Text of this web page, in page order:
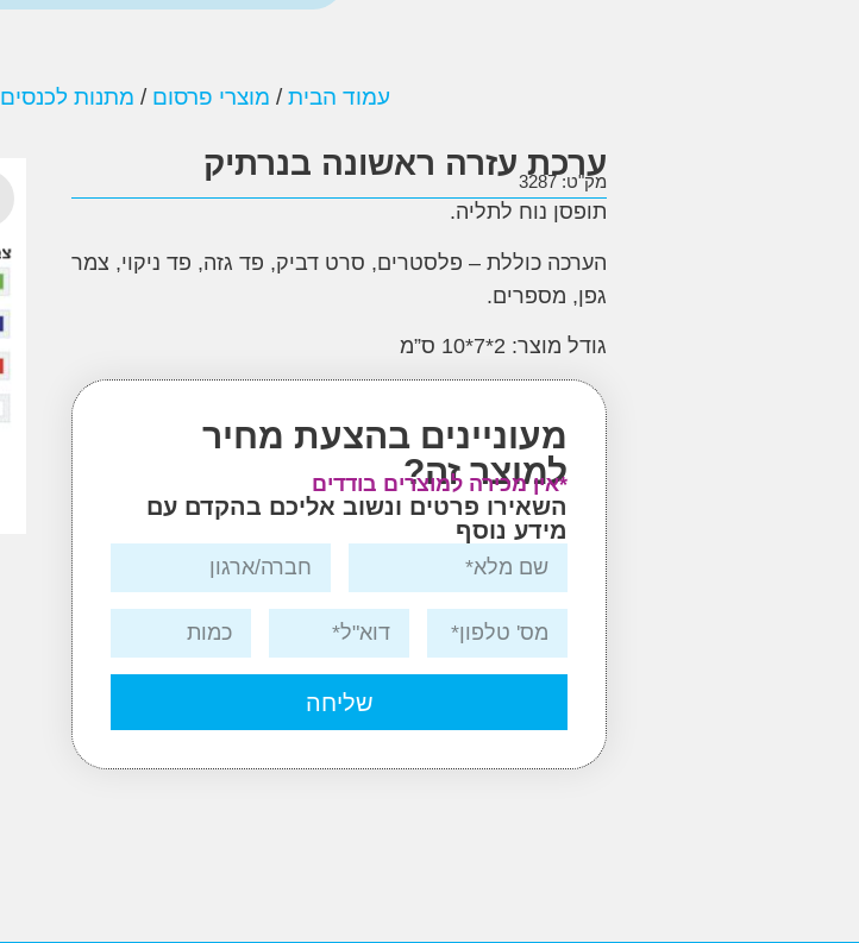
עמוד הבית/ מוצרי פרסום / מתנות לכנסים
ערכת עזרה ראשונה בנרתיק
מק"ט: 3287
תופסן נוח לתליה.
הערכה כוללת – פלסטרים, סרט דביק, פד גזה, פד ניקוי, צמר
גפן, מספרים.
גודל מוצר: 2*7*10 ס”מ
מעוניינים בהצעת מחיר
למוצר זה?
*אין מכירה למוצרים בודדים
השאירו פרטים ונשוב אליכם בהקדם עם
מידע נוסף
שליחה